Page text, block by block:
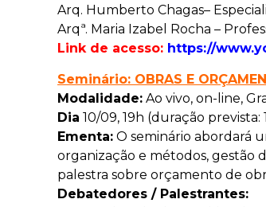
Arq. Humberto Chagas–
Arqª. Maria Izabel Rocha –
Link de acesso: https://
Seminário: OBRAS E
Modalidade: Ao vivo, on-line,
Dia 10/09, 19h (duração prevista:
Ementa: O seminário abordará
organização e métodos, gestão
palestra sobre orçamento de
Debatedores / Palestrantes: